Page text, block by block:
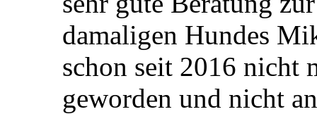
damaligen Hundes
schon seit 2016 nicht
geworden und nicht